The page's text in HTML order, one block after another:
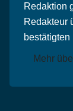
Redaktion
Redakteur
Mehr